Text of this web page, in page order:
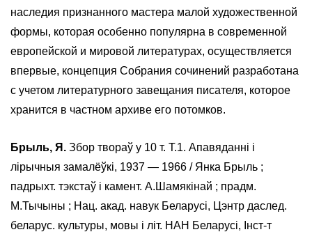
наследия признанного мастера малой художественной
формы, которая особенно популярна в современной
европейской и мировой литературах, осуществляется
впервые, концепция Собрания сочинений разработана
с учетом литературного завещания писателя, которое
хранится в частном архиве его потомков.
Брыль, Я. Збор твораў у 10 т. Т.1. Апавяданні і
лірычныя замалёўкі, 1937 — 1966 / Янка Брыль ;
падрыхт. тэкстаў і камент. А.Шамякінай ; прадм.
М.Тычыны ; Нац. акад. навук Беларусі, Цэнтр даслед.
беларус. культуры, мовы і літ. НАН Беларусі, Інст-т